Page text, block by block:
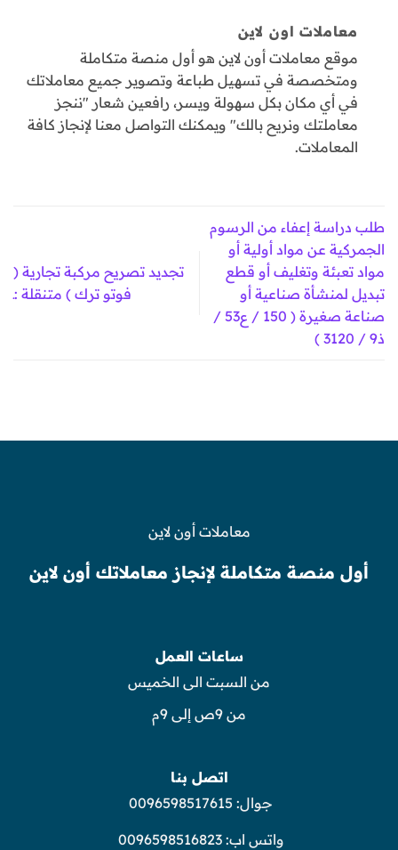
معاملات اون لاين
موقع معاملات أون لاين هو أول منصة متكاملة
ومتخصصة في تسهيل طباعة وتصوير جميع معاملاتك
في أي مكان بكل سهولة ويسر، رافعين شعار "ننجز
معاملتك ونريح بالك" ويمكنك التواصل معنا لإنجاز كافة
المعاملات.
طلب دراسة إعفاء من الرسوم
الجمركية عن مواد أولية أو
مواد تعبئة وتغليف أو قطع
تبديل لمنشأة صناعية أو
صناعة صغيرة ( 150 / ع53 /
ذ9 / 3120 )
تجديد تصريح مركبة تجارية (
فوتو ترك ) متنقلة :ـ
معاملات أون لاين
أول منصة متكاملة لإنجاز معاملاتك أون لاين
ساعات العمل
من السبت الى الخميس
من 9ص إلى 9م
اتصل بنا
جوال: 0096598517615
واتس اب:0096598516823